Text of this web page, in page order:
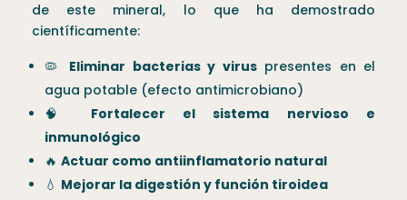
de este mineral, lo que ha demostrado
científicamente:
🦠 Eliminar bacterias y viruspresentes en el
agua potable (efecto antimicrobiano)
🧠 Fortalecer el sistema nervioso e
inmunológico
🔥 Actuar como antiinflamatorio natural
💧 Mejorar la digestión y función tiroidea